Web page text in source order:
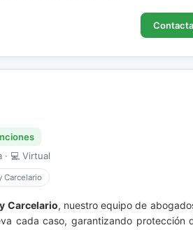
· 💻 Virtual
Carcelario
Carcelario, nuestro equipo de
cada caso, garantizando